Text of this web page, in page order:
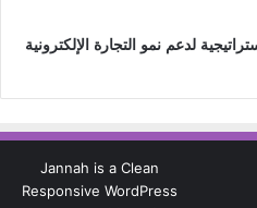
لدعم نمو التجارة الإلكترونية
Jannah is a Clean
Responsive WordPress